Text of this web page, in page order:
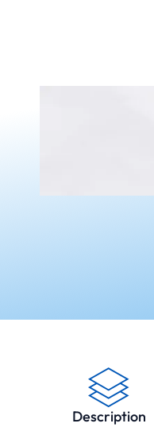
Description